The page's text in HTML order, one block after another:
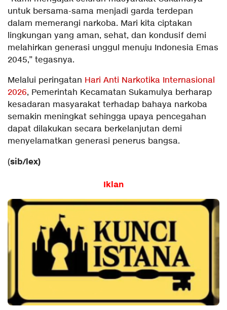
untuk bersama-sama menjadi garda terdepan
dalam memerangi narkoba. Mari kita ciptakan
lingkungan yang aman, sehat, dan kondusif demi
melahirkan generasi unggul menuju Indonesia Emas
2045,” tegasnya.
Melalui peringatan Hari Anti Narkotika Internasional
2026, Pemerintah Kecamatan Sukamulya berharap
kesadaran masyarakat terhadap bahaya narkoba
semakin meningkat sehingga upaya pencegahan
dapat dilakukan secara berkelanjutan demi
menyelamatkan generasi penerus bangsa.
(sib/lex)
Iklan